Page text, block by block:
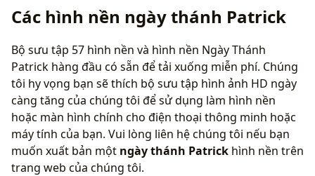
Các hình nền ngày thánh Patrick
Bộ sưu tập 57 hình nền và hình nền Ngày Thánh
Patrick hàng đầu có sẵn để tải xuống miễn phí. Chúng
tôi hy vọng bạn sẽ thích bộ sưu tập hình ảnh HD ngày
càng tăng của chúng tôi để sử dụng làm hình nền
hoặc màn hình chính cho điện thoại thông minh hoặc
máy tính của bạn. Vui lòng liên hệ chúng tôi nếu bạn
muốn xuất bản một ngày thánh Patrick hình nền trên
trang web của chúng tôi.